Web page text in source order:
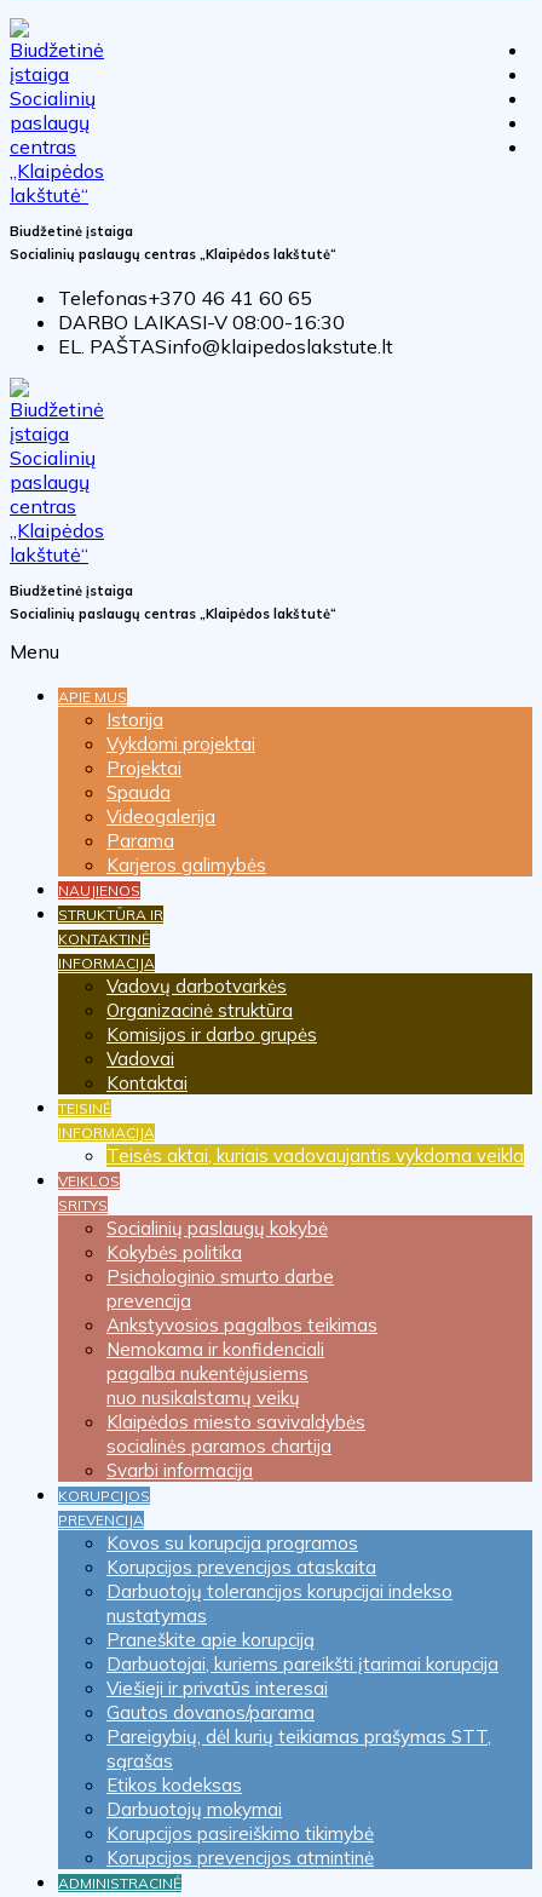
kalba
Biudžetinė įstaiga
Socialinių paslaugų centras „Klaipėdos lakštutė“
Telefonas+370 46 41 60 65
DARBO LAIKASI-V 08:00-16:30
EL. PAŠTASinfo@klaipedoslakstute.lt
Biudžetinė įstaiga
Socialinių paslaugų centras „Klaipėdos lakštutė“
Menu
APIE MUS
Istorija
Vykdomi projektai
Projektai
Spauda
Videogalerija
Parama
Karjeros galimybės
NAUJIENOS
STRUKTŪRA IR
KONTAKTINĖ
INFORMACIJA
Vadovų darbotvarkės
Organizacinė struktūra
Komisijos ir darbo grupės
Vadovai
Kontaktai
TEISINĖ
INFORMACIJA
Teisės aktai, kuriais vadovaujantis vykdoma veikla
VEIKLOS
SRITYS
Socialinių paslaugų kokybė
Kokybės politika
Psichologinio smurto darbe
prevencija
Ankstyvosios pagalbos teikimas
Nemokama ir konfidenciali
pagalba nukentėjusiems
nuo nusikalstamų veikų
Klaipėdos miesto savivaldybės
socialinės paramos chartija
Svarbi informacija
KORUPCIJOS
PREVENCIJA
Kovos su korupcija programos
Korupcijos prevencijos ataskaita
Darbuotojų tolerancijos korupcijai indekso
nustatymas
Praneškite apie korupciją
Darbuotojai, kuriems pareikšti įtarimai korupcija
Viešieji ir privatūs interesai
Gautos dovanos/parama
Pareigybių, dėl kurių teikiamas prašymas STT,
sąrašas
Etikos kodeksas
Darbuotojų mokymai
Korupcijos pasireiškimo tikimybė
Korupcijos prevencijos atmintinė
ADMINISTRACINĖ